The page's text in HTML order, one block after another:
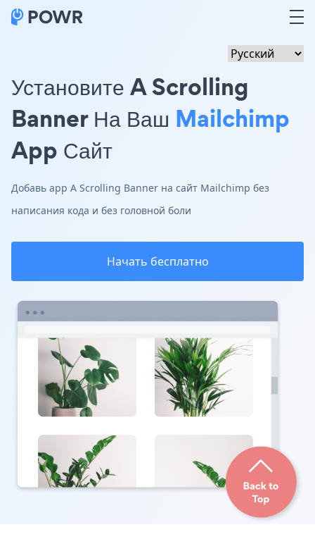
Установите A Scrolling
Banner На Ваш Mailchimp
App Сайт
Добавь app A Scrolling Banner на сайт Mailchimp без
написания кода и без головной боли
Начать бесплатно